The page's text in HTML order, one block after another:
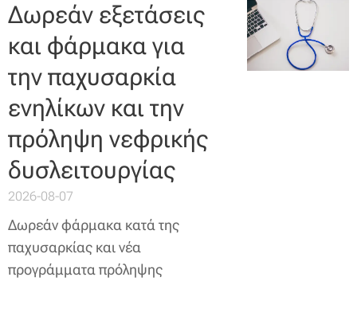
Δωρεάν εξετάσεις
και φάρμακα για
την παχυσαρκία
ενηλίκων και την
πρόληψη νεφρικής
δυσλειτουργίας
2026-08-07
Δωρεάν φάρμακα κατά της
παχυσαρκίας και νέα
προγράμματα πρόληψης